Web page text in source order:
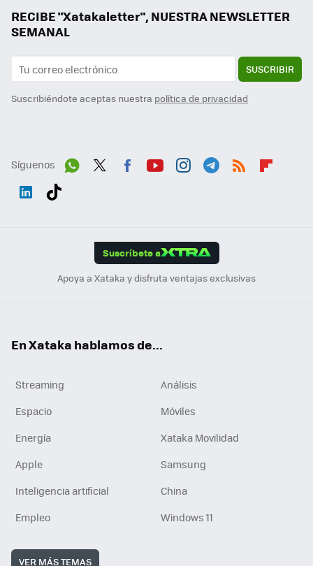
RECIBE "Xatakaletter", NUESTRA NEWSLETTER
SEMANAL
SUSCRIBIR
Suscribiéndote aceptas nuestra política de privacidad
Síguenos
Suscríbete a
Apoya a Xataka y disfruta ventajas exclusivas
En Xataka hablamos de...
Streaming
Análisis
Espacio
Móviles
Energía
Xataka Movilidad
Apple
Samsung
Inteligencia artificial
China
Empleo
Windows 11
VER MÁS TEMAS